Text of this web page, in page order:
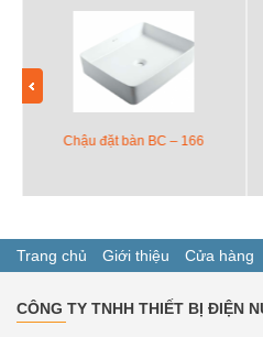
Chậu đặt bàn BC – 166
Trang chủ Giới thiệu Cửa hàng
CÔNG TY TNHH THIẾT BỊ ĐIỆN